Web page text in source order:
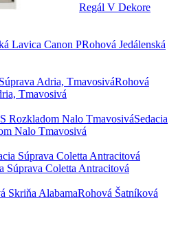
Regál V Dekore
Rohová Jedálenská
Rohová
Tmavosivá
Sedacia
Nalo Tmavosivá
Súprava Coletta Antracitová
Rohová Šatníková